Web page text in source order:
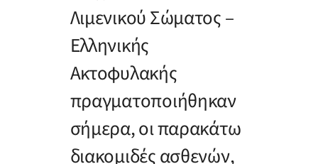
Λιμενικού Σώματος –
Ελληνικής
Ακτοφυλακής
πραγματοποιήθηκαν
σήμερα, οι παρακάτω
διακομιδές ασθενών,